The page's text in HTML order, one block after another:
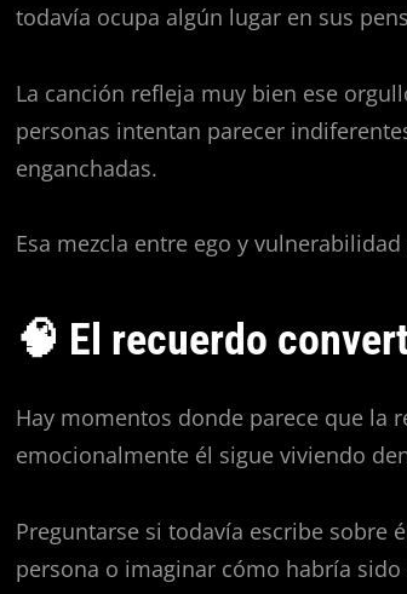
todavía ocupa algún lugar en sus
La canción refleja muy bien ese
personas intentan parecer
enganchadas.
Esa mezcla entre ego y
🧠 El recuerdo
Hay momentos donde parece que la
emocionalmente él sigue viviendo
Preguntarse si todavía escribe sobre
persona o imaginar cómo habría